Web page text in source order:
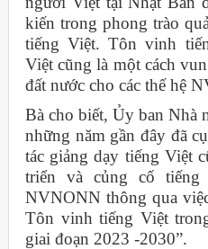
kiến trong phong trào
tiếng Việt. Tôn vinh
Việt cũng là một cách
đất nước cho các thế hệ
Bà cho biết, Ủy ban Nhà
những năm gần đây đã
tác giảng dạy tiếng Việt
triển và củng cố
NVNONN thông qua
Tôn vinh tiếng Việt
giai đoạn 2023 -2030”.